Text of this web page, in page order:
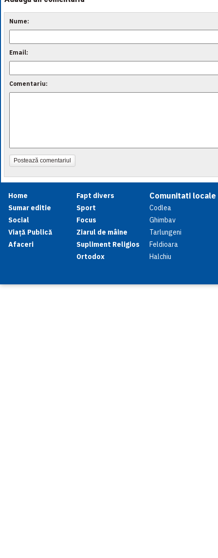
Nume:
Email:
Comentariu:
Postează comentariul
Home
Sumar editie
Social
Viață Publică
Afaceri
Fapt divers
Sport
Focus
Ziarul de mâine
Supliment Religios
Ortodox
Comunitati locale
Codlea
Ghimbav
Tarlungeni
Feldioara
Halchiu